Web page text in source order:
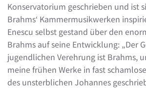
Konservatorium geschrieben und ist
Brahms‘ Kammermusikwerken
Enescu selbst gestand über den
Brahms auf seine Entwicklung: „Der
jugendlichen Verehrung ist Brahms,
meine frühen Werke in fast
des unsterblichen Johannes